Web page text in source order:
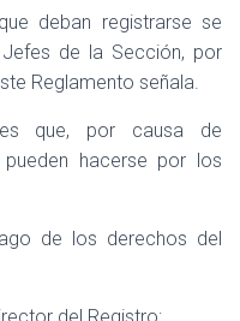
deban registrarse se
de la Sección, por
Reglamento señala.
que, por causa de
hacerse por los
de los derechos del